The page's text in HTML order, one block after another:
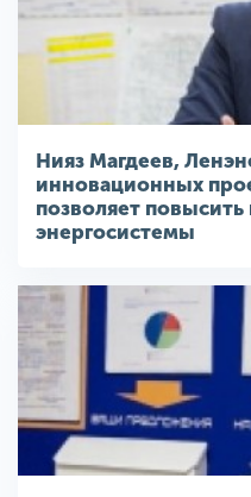
Нияз Магдеев,
инновационных
позволяет
энергосистемы